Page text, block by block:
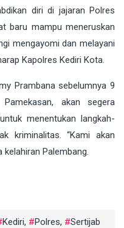
diri di jajaran Polres
baru mampu meneruskan
mengayomi dan melayani
Kapolres Kediri Kota.
Prambana sebelumnya 9
akan segera
menentukan langkah-
kriminalitas. “Kami akan
kelahiran Palembang.
Kediri, Polres, Sertijab